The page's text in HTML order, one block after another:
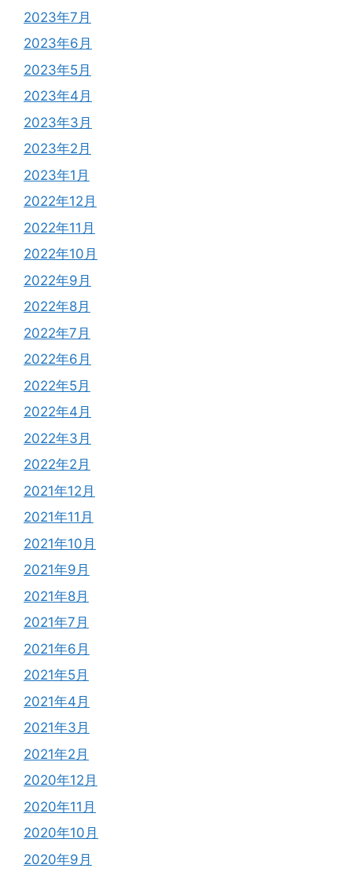
2023年7月
2023年6月
2023年5月
2023年4月
2023年3月
2023年2月
2023年1月
2022年12月
2022年11月
2022年10月
2022年9月
2022年8月
2022年7月
2022年6月
2022年5月
2022年4月
2022年3月
2022年2月
2021年12月
2021年11月
2021年10月
2021年9月
2021年8月
2021年7月
2021年6月
2021年5月
2021年4月
2021年3月
2021年2月
2020年12月
2020年11月
2020年10月
2020年9月